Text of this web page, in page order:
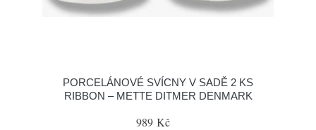
PORCELÁNOVÉ SVÍCNY V SADĚ 2 KS
RIBBON – METTE DITMER DENMARK
989 Kč